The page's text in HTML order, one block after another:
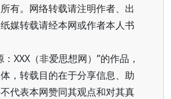
有。网络转载请注明作者、出
媒转载请经本网或作者本人书
XXX（非爱思想网）”的作品，
，转载目的在于分享信息、助
代表本网赞同其观点和对其真